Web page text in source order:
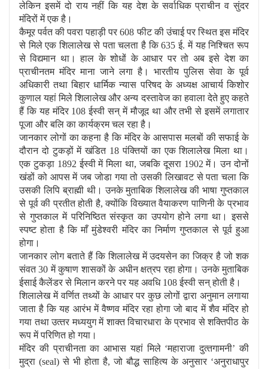
लेकिन इसमें दो राय नहीं कि यह देश के सर्वाधिक प्राचीन व सुंदर
मंदिरों में एक है।
कैमूर पर्वत की पवरा पहाड़ी पर 608 फीट की उंचाई पर स्थित इस मंदिर
से मिले एक शिलालेख से पता चलता है कि 635 ई. में यह निश्चित रूप
से विद्यमान था। हाल के शोधों के आधार पर तो अब इसे देश का
प्राचीनतम मंदिर माना जाने लगा है। भारतीय पुलिस सेवा के पूर्व
अधिकारी तथा बिहार धार्मिक न्‍यास परिषद के अध्‍यक्ष आचार्य किशोर
कुणाल यहां मिले शिलालेख और अन्‍य दस्‍तावेज का हवाला देते हुए कहते
हैं कि यह मंदिर 108 ईस्‍वी सन् में मौजूद था और तभी से इसमें लगातार
पूजा और बलि का कार्यक्रम चल रहा है।
जानकार लोगों का कहना है कि मंदिर के आसपास मलबों की सफाई के
दौरान दो टुकड़ों में खंडित 18 पंक्तियों का एक शिलालेख मिला था।
एक टुकड़ा 1892 ईस्‍वी में मिला था, जबकि दूसरा 1902 में। उन दोनों
खंडों को आपस में जब जोडा गया तो उसकी लिखावट से पता चला कि
उसकी लिपि ब्राह्मी थी। उनके मुताबिक शिलालेख की भाषा गुप्‍तकाल
से पूर्व की प्रतीत होती है, क्‍योंकि विख्‍यात वैयाकरण पाणिनी के प्रभाव
से गुप्‍तकाल में परिनिष्ठित संस्‍कृत का उपयोग होने लगा था। इससे
स्‍पष्‍ट होता है कि माँ मुंडेश्वरी मंदिर का निर्माण गुप्‍तकाल से पूर्व हुआ
होगा।
जानकार लोग बताते हैं कि शिलालेख में उदयसेन का जिक्र है जो शक
संवत 30 में कुषाण शासकों के अधीन क्षत्रप रहा होगा। उनके मुताबिक
ईसाई कैलेंडर से मिलान करने पर यह अवधि 108 ईस्‍वी सन् होती है।
शिलालेख में वर्णित तथ्‍यों के आधार पर कुछ लोगों द्वारा अनुमान लगाया
जाता है कि यह आरंभ में वैष्‍णव मंदिर रहा होगा जो बाद में शैव मंदिर हो
गया तथा उत्‍तर मध्‍ययुग में शाक्‍त विचारधारा के प्रभाव से शक्तिपीठ के
रूप में परिणित हो गया।
मंदिर की प्राचीनता का आभास यहां मिले ‘महाराजा दुत्‍तगामनी’ की
मुद्रा (seal) से भी होता है, जो बौद्ध साहित्‍य के अनुसार ‘अनुराधापुर